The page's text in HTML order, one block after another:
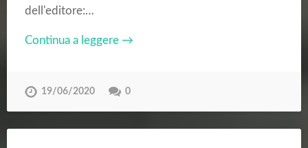
dell'editore:…
Continua a leggere →
19/06/2020 0